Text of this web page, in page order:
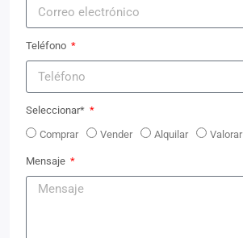
Teléfono
Seleccionar*
Comprar
Vender Alquilar Valorar
Mensaje